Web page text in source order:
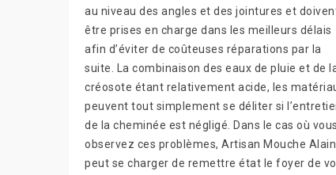
au niveau des angles et des jointures et
être prises en charge dans les meilleurs délais
afin d’éviter de coûteuses réparations par la
suite. La combinaison des eaux de pluie et de
créosote étant relativement acide, les
peuvent tout simplement se déliter si
de la cheminée est négligé. Dans le cas où vous
observez ces problèmes, Artisan Mouche Alain
peut se charger de remettre état le foyer de